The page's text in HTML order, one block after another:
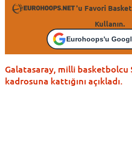
'u Favori
Kullanın.
Eurohoops'u
Galatasaray, milli basketbolcu
kadrosuna kattığını açıkladı.